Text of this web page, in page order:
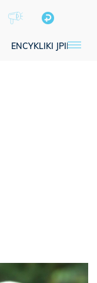
ENCYKLIKI JPII